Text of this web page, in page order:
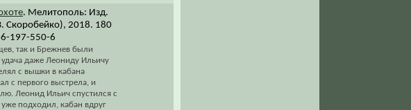
. Мелитополь: Изд.
Скоробейко), 2018. 180
197-550-6
так и Брежнев были
даже Леониду Ильичу
с вышки в кабана
с первого выстрела, и
Леонид Ильич спустился с
подходил, кабан вдруг